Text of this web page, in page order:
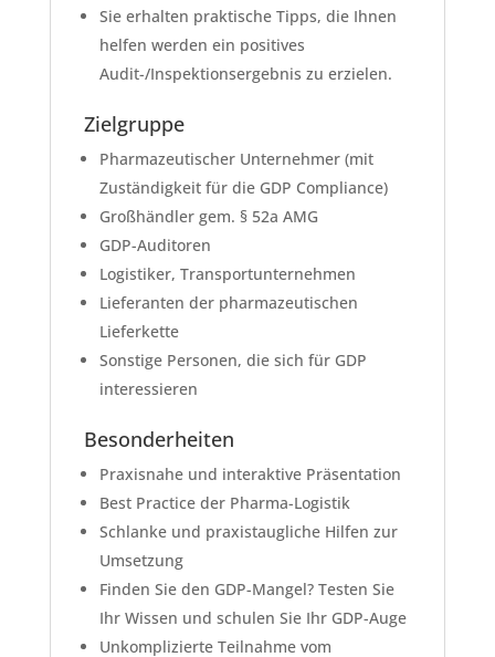
Sie erhalten praktische Tipps, die Ihnen
helfen werden ein positives
Audit-/Inspektionsergebnis zu erzielen.
Zielgruppe
Pharmazeutischer Unternehmer (mit
Zuständigkeit für die GDP Compliance)
Großhändler gem. § 52a AMG
GDP-Auditoren
Logistiker, Transportunternehmen
Lieferanten der pharmazeutischen
Lieferkette
Sonstige Personen, die sich für GDP
interessieren
Besonderheiten
Praxisnahe und interaktive Präsentation
Best Practice der Pharma-Logistik
Schlanke und praxistaugliche Hilfen zur
Umsetzung
Finden Sie den GDP-Mangel? Testen Sie
Ihr Wissen und schulen Sie Ihr GDP-Auge
Unkomplizierte Teilnahme vom